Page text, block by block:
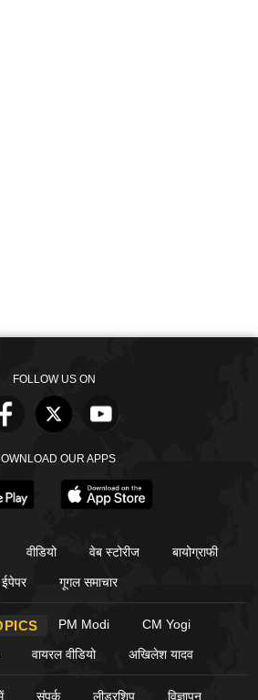
FOLLOW US ON
OUR APPS
वीडियो वेब स्टोरीज बायोग्राफी
ईपेपर गूगल समाचार
PM Modi CM Yogi
वायरल वीडियो अखिलेश यादव
संपर्क लीडरशिप विज्ञापन